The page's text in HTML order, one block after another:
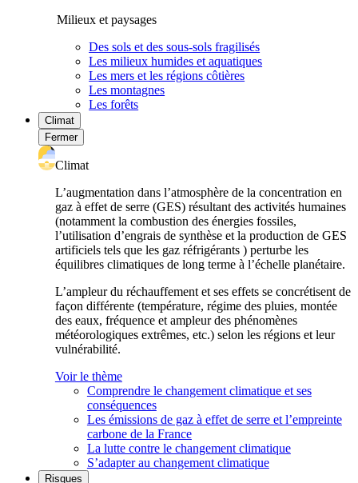
Milieux et paysages
Des sols et des sous-sols fragilisés
Les milieux humides et aquatiques
Les mers et les régions côtières
Les montagnes
Les forêts
Climat
Fermer
Climat
L’augmentation dans l’atmosphère de la concentration en
gaz à effet de serre (GES) résultant des activités humaines
(notamment la combustion des énergies fossiles,
l’utilisation d’engrais de synthèse et la production de GES
artificiels tels que les gaz réfrigérants ) perturbe les
équilibres climatiques de long terme à l’échelle planétaire.
L’ampleur du réchauffement et ses effets se concrétisent de
façon différente (température, régime des pluies, montée
des eaux, fréquence et ampleur des phénomènes
météorologiques extrêmes, etc.) selon les régions et leur
vulnérabilité.
Voir le thème
Comprendre le changement climatique et ses
conséquences
Les émissions de gaz à effet de serre et l’empreinte
carbone de la France
La lutte contre le changement climatique
S’adapter au changement climatique
Risques